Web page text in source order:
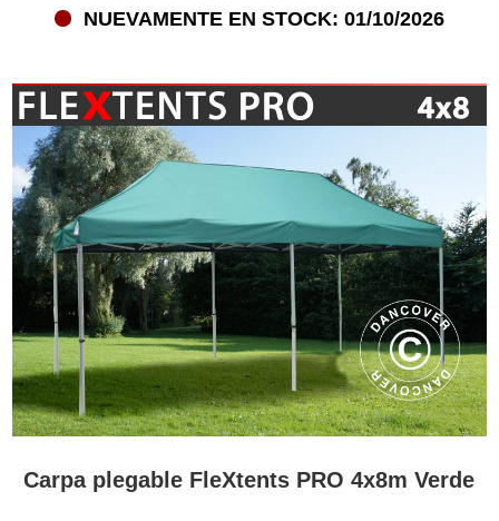
NUEVAMENTE EN STOCK: 01/10/2026
Carpa plegable FleXtents PRO 4x8m Verde